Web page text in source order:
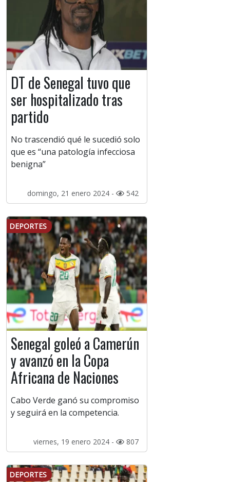
DT de Senegal tuvo que
ser hospitalizado tras
partido
No trascendió qué le sucedió solo
que es “una patología infecciosa
benigna”
domingo, 21 enero 2024 - 542
DEPORTES
Senegal goleó a Camerún
y avanzó en la Copa
Africana de Naciones
Cabo Verde ganó su compromiso
y seguirá en la competencia.
viernes, 19 enero 2024 - 807
DEPORTES